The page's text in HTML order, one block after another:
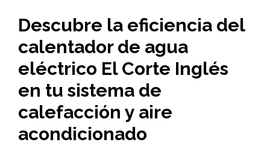
Descubre la eficiencia del
calentador de agua
eléctrico El Corte Inglés
en tu sistema de
calefacción y aire
acondicionado